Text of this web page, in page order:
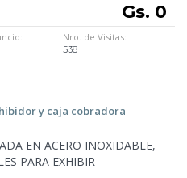
Gs. 0
Nro. de Visitas:
538
y caja cobradora
EN ACERO INOXIDABLE,
PARA EXHIBIR